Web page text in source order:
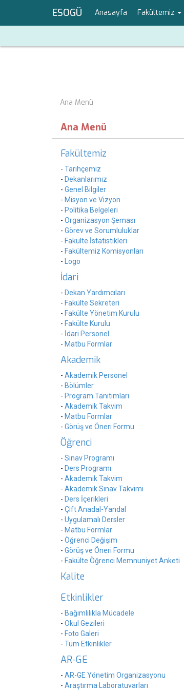
ESOGÜ Anasayfa Fakültemiz
Ana Menü
Ana Menü
Fakültemiz
- Tarihçemiz
- Dekanlarımız
- Genel Bilgiler
- Misyon ve Vizyon
- Politika Belgeleri
- Organizasyon Şeması
- Görev ve Sorumluluklar
- Fakülte İstatistikleri
- Fakültemiz Komisyonları
-
Logo
İdari
- Dekan Yardımcıları
- Fakülte Sekreteri
- Fakülte Yönetim Kurulu
- Fakülte Kurulu
- İdari Personel
- Matbu Formlar
Akademik
- Akademik Personel
- Bölümler
- Program Tanıtımları
- Akademik Takvim
- Matbu Formlar
- Görüş ve Öneri Formu
Öğrenci
- Sınav Programı
- Ders Programı
- Akademik Takvim
- Akademik Sınav Takvimi
- Ders İçerikleri
- Çift Anadal-Yandal
- Uygulamalı Dersler
- Matbu Formlar
- Öğrenci Değişim
- Görüş ve Öneri Formu
- Fakülte Öğrenci Memnuniyet Anketi
Kalite
Etkinlikler
- Bağımlılıkla Mücadele
- Okul Gezileri
- Foto Galeri
- Tüm Etkinlikler
AR-GE
- AR-GE Yönetim Organizasyonu
- Araştırma Laboratuvarları